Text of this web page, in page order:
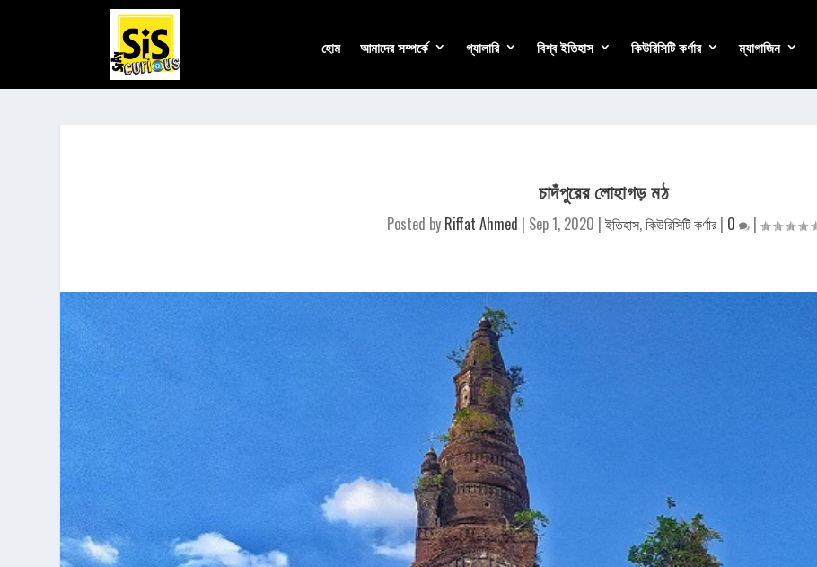
হোম আমাদের সম্পর্কে গ্যালারি বিশ্ব ইতিহাস কিউরিসিটি কর্ণার ম্যাগাজিন
চাদঁপুরের লোহাগড় মঠ
Posted by Riffat Ahmed | Sep 1, 2020 |ইতিহাস,কিউরিসিটি কর্ণার| 0 |